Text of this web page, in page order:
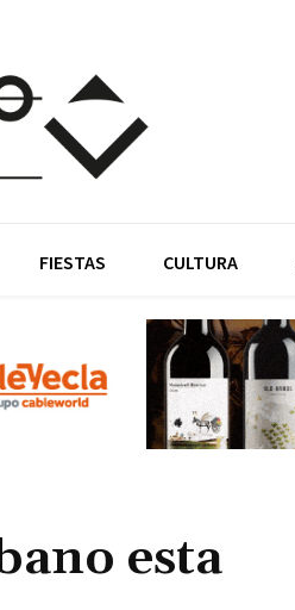
FIESTAS CULTURA
esta